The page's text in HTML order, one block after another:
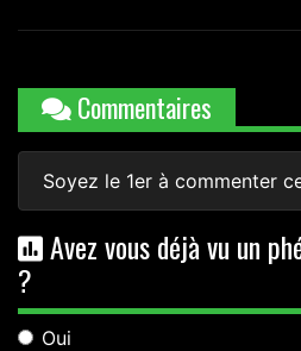
Commentaires
Soyez le 1er à commenter
Avez vous déjà vu un
?
Oui